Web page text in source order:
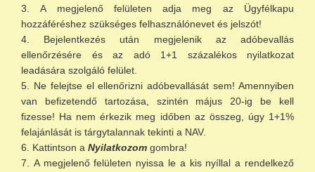
A megjelenő felületen adja meg az Ügyfélkapu
hozzáféréshez szükséges felhasználónevet és jelszót!
Bejelentkezés után megjelenik az adóbevallás
ellenőrzésére és az adó 1+1 százalékos nyilatkozat
leadására szolgáló felület.
Ne felejtse el ellenőrizni adóbevallását sem! Amennyiben
van befizetendő tartozása, szintén május 20-ig be kell
fizesse! Ha nem érkezik meg időben az összeg, úgy 1+1%
felajánlását is tárgytalannak tekinti a NAV.
Kattintson a Nyilatkozom gombra!
A megjelenő felületen nyissa le a kis nyíllal a rendelkező